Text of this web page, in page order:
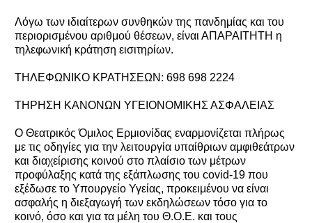
Λόγω των ιδιαίτερων συνθηκών της πανδημίας και του
περιορισμένου αριθμού θέσεων, είναι ΑΠΑΡΑΙΤΗΤΗ η
τηλεφωνική κράτηση εισιτηρίων.
ΤΗΛΕΦΩΝΙΚΟ ΚΡΑΤΗΣΕΩΝ: 698 698 2224
ΤΗΡΗΣΗ ΚΑΝΟΝΩΝ ΥΓΕΙΟΝΟΜΙΚΗΣ ΑΣΦΑΛΕΙΑΣ
Ο Θεατρικός Όμιλος Ερμιονίδας εναρμονίζεται πλήρως
με τις οδηγίες για την λειτουργία υπαίθριων αμφιθεάτρων
και διαχείρισης κοινού στο πλαίσιο των μέτρων
προφύλαξης κατά της εξάπλωσης του covid-19 που
εξέδωσε το Υπουργείο Υγείας, προκειμένου να είναι
ασφαλής η διεξαγωγή των εκδηλώσεων τόσο για το
κοινό, όσο και για τα μέλη του Θ.Ο.Ε. και τους